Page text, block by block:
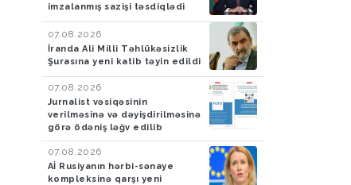
imzalanmış sazişi təsdiqlədi
07.08.2026
İranda Ali Milli Təhlükəsizlik
Şurasına yeni katib təyin edildi
07.08.2026
Jurnalist vəsiqəsinin
verilməsinə və dəyişdirilməsinə
görə ödəniş ləğv edilib
07.08.2026
Aİ Rusiyanın hərbi-sənaye
kompleksinə qarşı yeni